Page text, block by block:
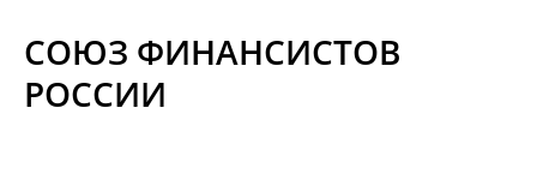
Материалы
СОЮЗ ФИНАНСИСТОВ
РОССИИ